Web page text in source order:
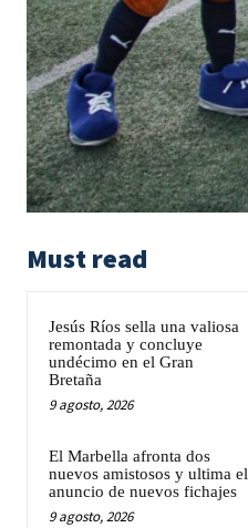
Must read
Jesús Ríos sella una valiosa
remontada y concluye
undécimo en el Gran
Bretaña
9 agosto, 2026
El Marbella afronta dos
nuevos amistosos y ultima el
anuncio de nuevos fichajes
9 agosto, 2026